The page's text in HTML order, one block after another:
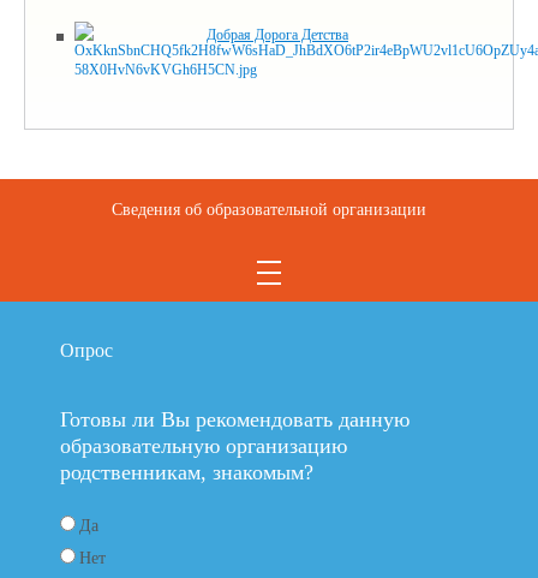
Добрая Дорога Детства
Сведения об образовательной организации
Опрос
Готовы ли Вы рекомендовать данную
образовательную организацию
родственникам, знакомым?
Да
Нет